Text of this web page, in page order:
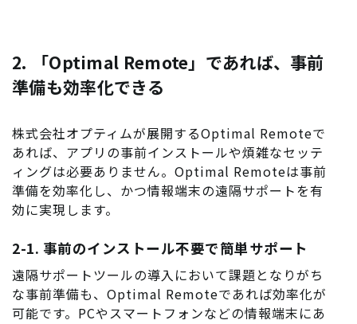
2. 「Optimal Remote」であれば、事前
準備も効率化できる
株式会社オプティムが展開するOptimal Remoteで
あれば、アプリの事前インストールや煩雑なセッテ
ィングは必要ありません。Optimal Remoteは事前
準備を効率化し、かつ情報端末の遠隔サポートを有
効に実現します。
2-1. 事前のインストール不要で簡単サポート
遠隔サポートツールの導入において課題となりがち
な事前準備も、Optimal Remoteであれば効率化が
可能です。PCやスマートフォンなどの情報端末にあ